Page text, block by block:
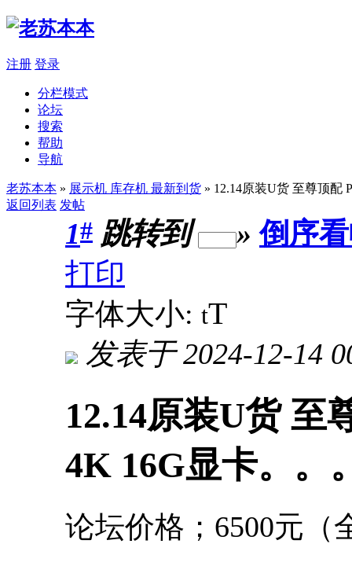
注册 登录
分栏模式
论坛
搜索
帮助
导航
老苏本本 » 展示机 库存机 最新到货 » 12.14原装U货 至尊顶配
返回列表 发帖
1# 跳转到 » 倒序
打印
字体大小: tT
发表于 2024-12-14
12.14原装U货 至
4K 16G显卡。。
论坛价格；6500元（